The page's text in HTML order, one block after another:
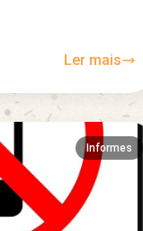
Ler mais
Informes